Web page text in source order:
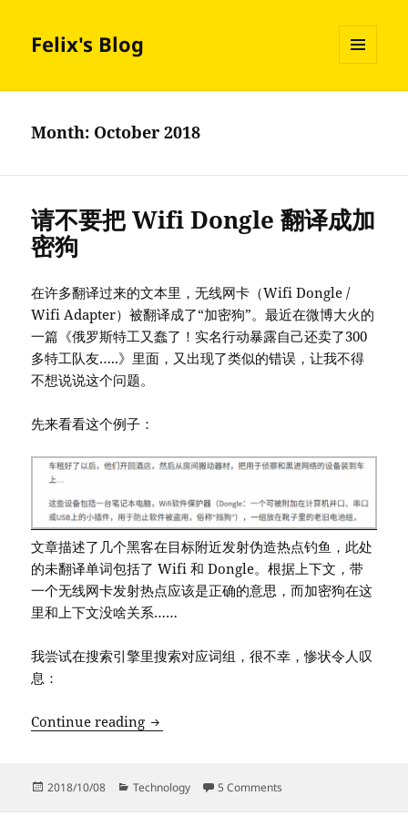
Felix's Blog
AND
Month: October 2018
请不要把 Wifi Dongle 翻译成加
密狗
在许多翻译过来的文本里，无线网卡（Wifi Dongle /
Wifi Adapter）被翻译成了“加密狗”。最近在微博大火的
一篇《俄罗斯特工又蠢了！实名行动暴露自己还卖了300
多特工队友…..》里面，又出现了类似的错误，让我不得
不想说说这个问题。
先来看看这个例子：
文章描述了几个黑客在目标附近发射伪造热点钓鱼，此处
的未翻译单词包括了 Wifi 和 Dongle。根据上下文，带
一个无线网卡发射热点应该是正确的意思，而加密狗在这
里和上下文没啥关系……
我尝试在搜索引擎里搜索对应词组，很不幸，惨状令人叹
息：
Continue reading 请不要把 Wifi Dongle 翻译成加密狗
Posted
2018/10/08 Categories
Technology 5 Comments